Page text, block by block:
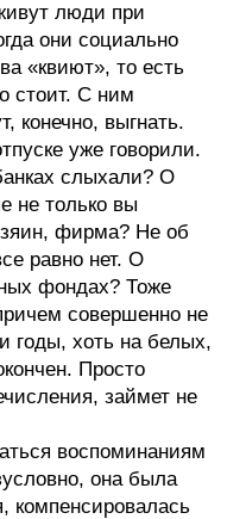
люди при
они социально
«квиют», то есть
стоит. С ним
конечно, выгнать.
уже говорили.
слыхали? О
не только вы
фирма? Не об
равно нет. О
фондах? Тоже
совершенно не
годы, хоть на белых,
Просто
займет не
воспоминаниям
она была
компенсировалась